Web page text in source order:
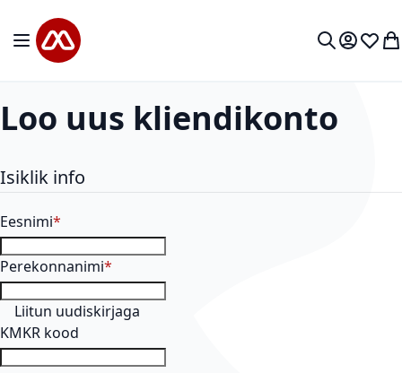
Mine sisu juurde
Toggle Nav
Minu
Loo uus kliendikonto
Isiklik info
Eesnimi
Perekonnanimi
Liitun uudiskirjaga
KMKR kood